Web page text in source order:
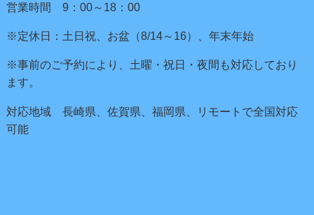
営業時間 9：00～18：00
※定休日：土日祝、お盆（8/14～16）、年末年始
※事前のご予約により、土曜・祝日・夜間も対応しており
ます。
対応地域 長崎県、佐賀県、福岡県、リモートで全国対応
可能